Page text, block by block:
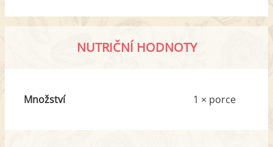
NUTRIČNÍ HODNOTY
Množství 1 × porce